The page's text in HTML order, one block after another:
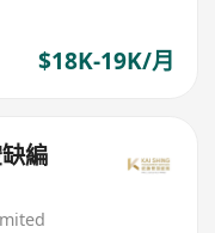
$18K-19K/月
編